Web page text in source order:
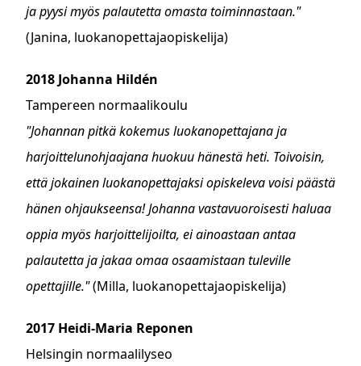
ja pyysi myös palautetta omasta toiminnastaan."
(Janina, luokanopettajaopiskelija)
2018 Johanna Hildén
Tampereen normaalikoulu
"Johannan pitkä kokemus luokanopettajana ja
harjoittelunohjaajana huokuu hänestä heti. Toivoisin,
että jokainen luokanopettajaksi opiskeleva voisi päästä
hänen ohjaukseensa! Johanna vastavuoroisesti haluaa
oppia myös harjoittelijoilta, ei ainoastaan antaa
palautetta ja jakaa omaa osaamistaan tuleville
opettajille."(Milla, luokanopettajaopiskelija)
2017 Heidi-Maria Reponen
Helsingin normaalilyseo